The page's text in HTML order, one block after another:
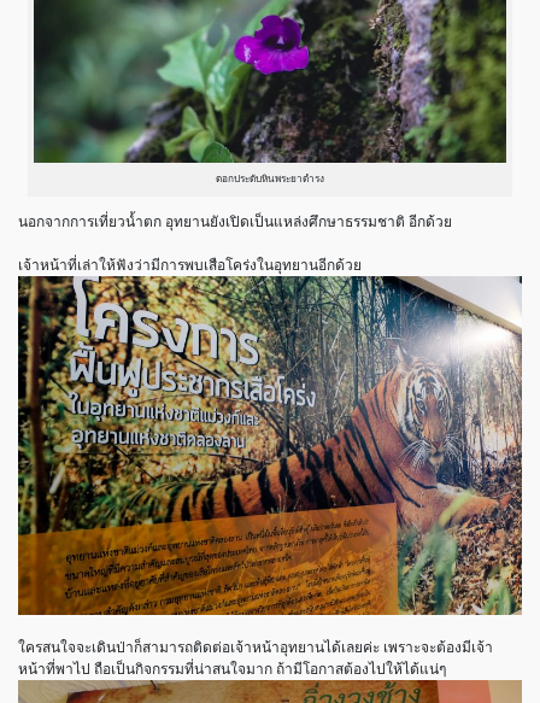
ดอกประดับหินพระยาดำรง
นอกจากการเที่ยวน้ำตก อุทยานยังเปิดเป็นแหล่งศึกษาธรรมชาติ อีกด้วย
เจ้าหน้าที่เล่าให้ฟังว่ามีการพบเสือโคร่งในอุทยานอีกด้วย
ใครสนใจจะเดินป่าก็สามารถติดต่อเจ้าหน้าอุทยานได้เลยค่ะ เพราะจะต้องมีเจ้า
หน้าที่พาไป ถือเป็นกิจกรรมที่น่าสนใจมาก ถ้ามีโอกาสต้องไปให้ได้แน่ๆ